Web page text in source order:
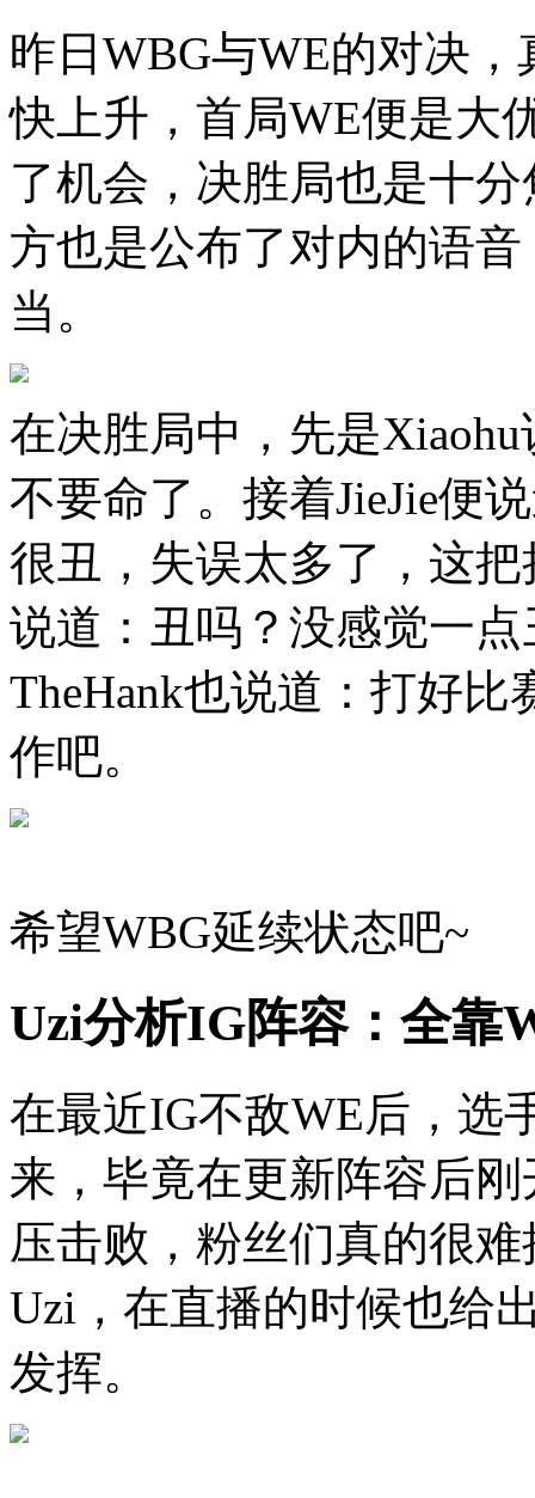
昨日WBG与WE的对决
快上升，首局WE便是大
了机会，决胜局也是十
方也是公布了对内的语
当。
在决胜局中，先是
不要命了。接着JieJie便
很丑，失误太多了，这
说道：丑吗？没感觉一
TheHank也说道：打好
作吧。
希望WBG延续状态吧~
Uzi分析IG阵容：全靠
在最近IG不敌WE后，选
来，毕竟在更新阵容后
压击败，粉丝们真的很
Uzi，在直播的时候也给
发挥。